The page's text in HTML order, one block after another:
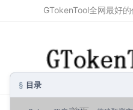
GTokenTool全网最好
目录